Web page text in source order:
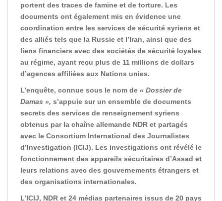
portent des traces de famine et de torture. Les
documents ont également mis en évidence une
coordination entre les services de sécurité syriens et
des alliés tels que la Russie et l’Iran, ainsi que des
liens financiers avec des sociétés de sécurité loyales
au régime, ayant reçu plus de 11 millions de dollars
d’agences affiliées aux Nations unies.
L’enquête, connue sous le nom de « Dossier de
Damas », s’appuie sur un ensemble de documents
secrets des services de renseignement syriens
obtenus par la chaîne allemande NDR et partagés
avec le Consortium International des Journalistes
d’Investigation (ICIJ). Les investigations ont révélé le
fonctionnement des appareils sécuritaires d’Assad et
leurs relations avec des gouvernements étrangers et
des organisations internationales.
L’ICIJ, NDR et 24 médias partenaires issus de 20 pays